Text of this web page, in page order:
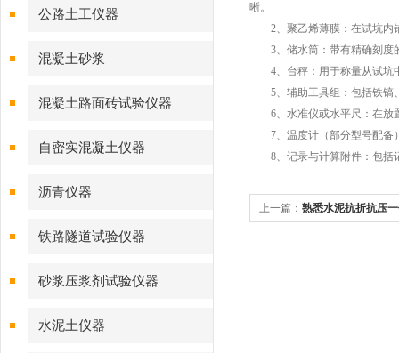
公路土工仪器
混凝土砂浆
混凝土路面砖试验仪器
自密实混凝土仪器
沥青仪器
铁路隧道试验仪器
砂浆压浆剂试验仪器
水泥土仪器
晰。
2、聚乙烯薄膜：在试坑内铺
3、储水筒：带有精确刻度的
4、台秤：用于称量从试坑中
5、辅助工具组：包括铁镐、
6、水准仪或水平尺：在放置
7、温度计（部分型号配备）
8、记录与计算附件：包括记
上一篇： 熟悉水泥抗折抗压